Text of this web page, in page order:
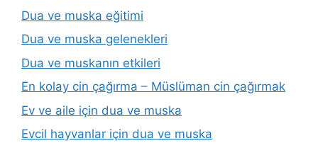
Dua ve muska eğitimi
Dua ve muska gelenekleri
Dua ve muskanın etkileri
En kolay cin çağırma – Müslüman cin çağırmak
Ev ve aile için dua ve muska
Evcil hayvanlar için dua ve muska